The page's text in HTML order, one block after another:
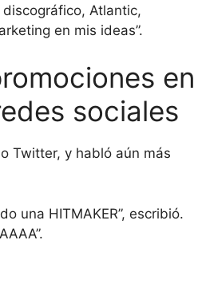
Atlantic,
en mis ideas”.
en
sociales
Twitter, y habló aún más
una HITMAKER”, escribió.